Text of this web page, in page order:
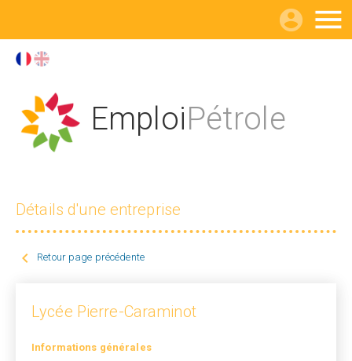

EmploiPétrole
Détails d'une entreprise
 Retour page précédente
Lycée Pierre-Caraminot
Informations générales